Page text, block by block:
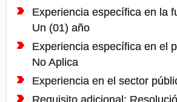
Experiencia específica en la
Un (01) año
Experiencia específica en el
No Aplica
Experiencia en el sector
Requisito adicional: